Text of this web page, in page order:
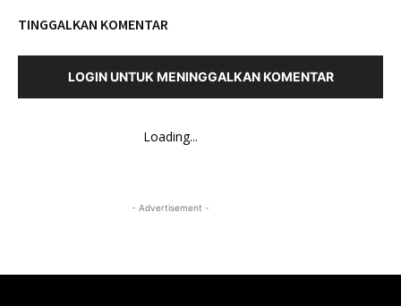
TINGGALKAN KOMENTAR
LOGIN UNTUK MENINGGALKAN KOMENTAR
Loading...
- Advertisement -